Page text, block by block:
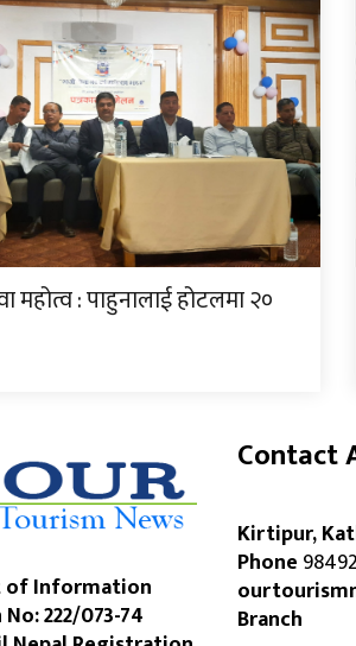
महोत्व : पाहुनालाई होटलमा २०
of Information
222/073-74
Contact
Kirtipur,
Phone
Branch